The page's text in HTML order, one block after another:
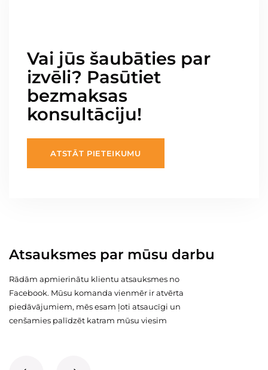
Vai jūs šaubāties par
izvēli? Pasūtiet
bezmaksas
konsultāciju!
ATSTĀT PIETEIKUMU
Atsauksmes par mūsu darbu
Rādām apmierinātu klientu atsauksmes no
Facebook. Mūsu komanda vienmēr ir atvērta
piedāvājumiem, mēs esam ļoti atsaucīgi un
cenšamies palīdzēt katram mūsu viesim